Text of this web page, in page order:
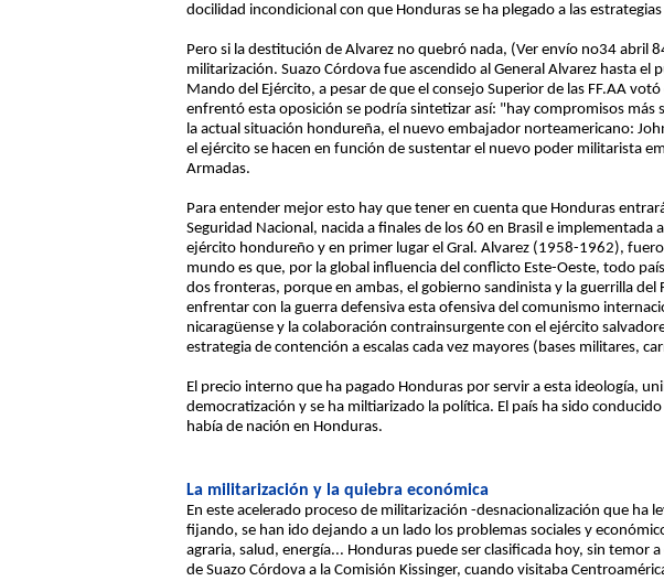
docilidad incondicional con que Honduras se ha plegado a las
Pero si la destitución de Alvarez no quebró nada, (Ver envío no34 abril
militarización. Suazo Córdova fue ascendido al General Alvarez hasta
Mando del Ejército, a pesar de que el consejo Superior de las FF.AA
enfrentó esta oposición se podría sintetizar así: "hay compromisos más
la actual situación hondureña, el nuevo embajador norteamericano:
el ejército se hacen en función de sustentar el nuevo poder militarista
Armadas.
Para entender mejor esto hay que tener en cuenta que Honduras
Seguridad Nacional, nacida a finales de los 60 en Brasil e implementada
ejército hondureño y en primer lugar el Gral. Alvarez (1958-1962),
mundo es que, por la global influencia del conflicto Este-Oeste, todo
dos fronteras, porque en ambas, el gobierno sandinista y la guerrilla del
enfrentar con la guerra defensiva esta ofensiva del comunismo
nicaragüense y la colaboración contrainsurgente con el ejército
estrategia de contención a escalas cada vez mayores (bases militares,
El precio interno que ha pagado Honduras por servir a esta ideología,
democratización y se ha miltiarizado la política. El país ha sido
había de nación en Honduras.
La militarización y la quiebra económica
En este acelerado proceso de militarización -desnacionalización que
fijando, se han ido dejando a un lado los problemas sociales y
agraria, salud, energía... Honduras puede ser clasificada hoy, sin
de Suazo Córdova a la Comisión Kissinger, cuando visitaba